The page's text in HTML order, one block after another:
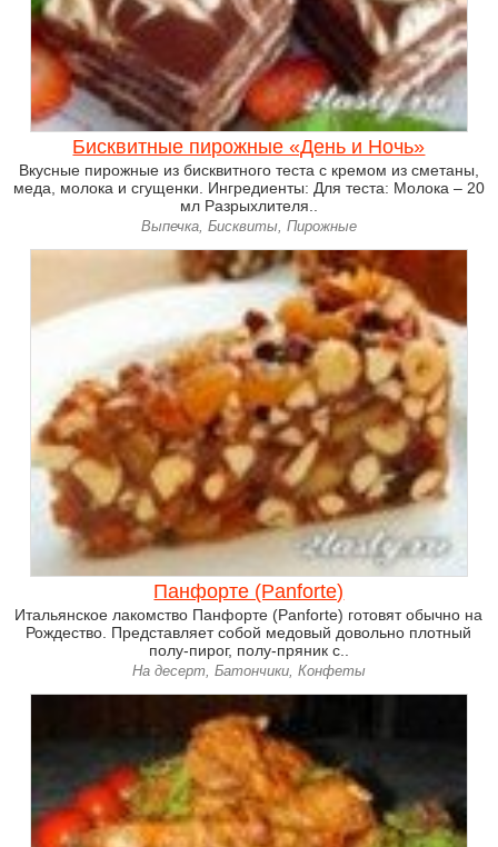
Бисквитные пирожные «День и Ночь»
Вкусные пирожные из бисквитного теста с кремом из сметаны,
меда, молока и сгущенки. Ингредиенты: Для теста: Молока – 20
мл Разрыхлителя..
Выпечка, Бисквиты, Пирожные
Панфорте (Panforte)
Итальянское лакомство Панфорте (Panforte) готовят обычно на
Рождество. Представляет собой медовый довольно плотный
полу-пирог, полу-пряник с..
На десерт, Батончики, Конфеты